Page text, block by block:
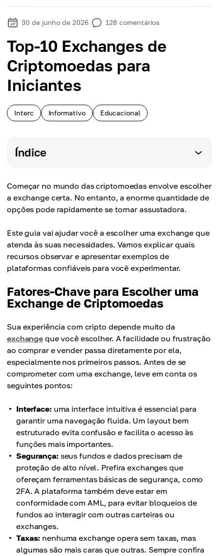
30 de junho de 2026 128 comentários
Top-10 Exchanges de
Criptomoedas para
Iniciantes
Interc Informativo Educacional
Índice
Começar no mundo das criptomoedas envolve escolher
a exchange certa. No entanto, a enorme quantidade de
opções pode rapidamente se tornar assustadora.
Este guia vai ajudar você a escolher uma exchange que
atenda às suas necessidades. Vamos explicar quais
recursos observar e apresentar exemplos de
plataformas confiáveis para você experimentar.
Fatores-Chave para Escolher uma
Exchange de Criptomoedas
Sua experiência com cripto depende muito da
exchange que você escolher. A facilidade ou frustração
ao comprar e vender passa diretamente por ela,
especialmente nos primeiros passos. Antes de se
comprometer com uma exchange, leve em conta os
seguintes pontos:
Interface: uma interface intuitiva é essencial para
garantir uma navegação fluida. Um layout bem
estruturado evita confusão e facilita o acesso às
funções mais importantes.
Segurança: seus fundos e dados precisam de
proteção de alto nível. Prefira exchanges que
ofereçam ferramentas básicas de segurança, como
2FA. A plataforma também deve estar em
conformidade com AML, para evitar bloqueios de
fundos ao interagir com outras carteiras ou
exchanges.
Taxas: nenhuma exchange opera sem taxas, mas
algumas são mais caras que outras. Sempre confira